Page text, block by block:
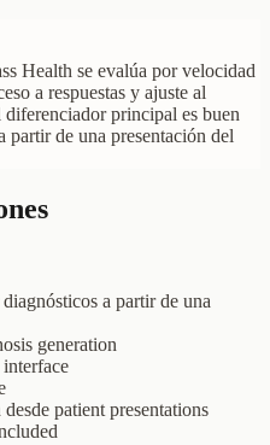
Health se evalúa por velocidad
a respuestas y ajuste al
principal es buen
partir de una presentación del
a partir de una
generation
patient presentations